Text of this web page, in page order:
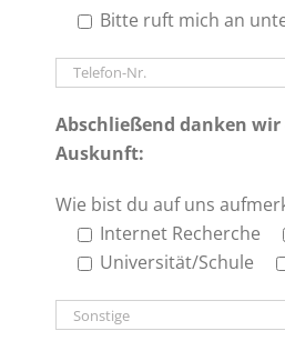
Bitte ruft mich an
Abschließend danken
Auskunft:
Wie bist du auf uns
Internet Recherche
Universität/Schule